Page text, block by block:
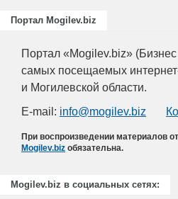
Портал Mogilev.biz
Портал «Mogilev.biz»
самых посещаемых
и Могилевской области.
E-mail: info@mogilev.biz
При воспроизведении материалов
Mogilev.biz обязательна.
Mogilev.biz в социальных сетях: